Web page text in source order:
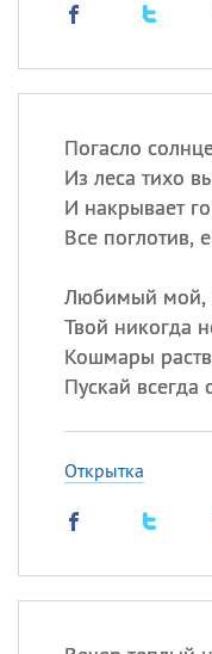
Погасло
Из леса тихо
И накрывает
Все поглотив,
Любимый мой,
Твой никогда
Кошмары
Пускай
Открытка